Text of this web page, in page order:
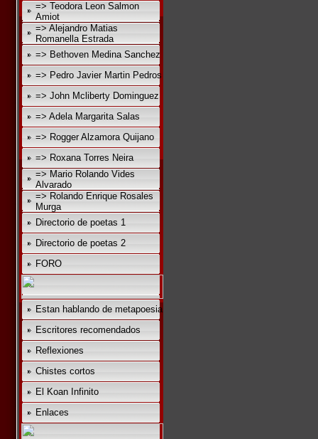
=> Teodora Leon Salmon
Amiot
=> Alejandro Matias
Romanella Estrada
=> Bethoven Medina Sanchez
=> Pedro Javier Martin Pedros
=> John Mcliberty Dominguez
=> Adela Margarita Salas
=> Rogger Alzamora Quijano
=> Roxana Torres Neira
=> Mario Rolando Vides
Alvarado
=> Rolando Enrique Rosales
Murga
Directorio de poetas 1
Directorio de poetas 2
FORO
Estan hablando de metapoesia
Escritores recomendados
Reflexiones
Chistes cortos
El Koan Infinito
Enlaces